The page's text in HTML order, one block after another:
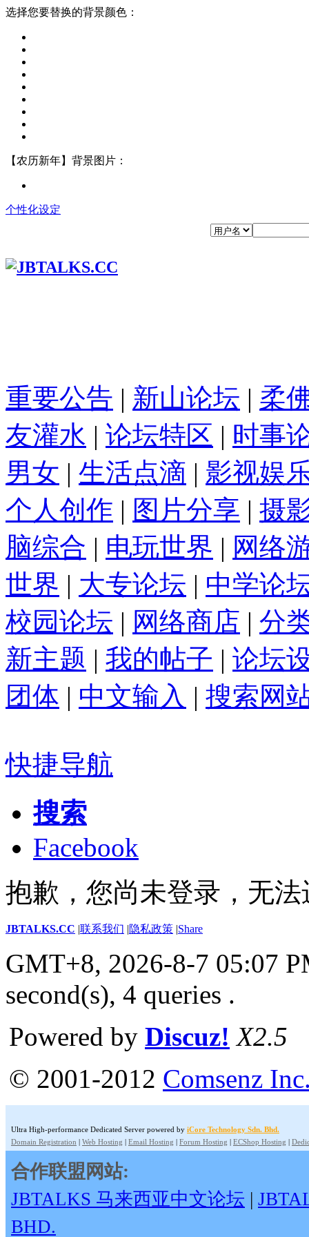
选择您要替换的背景颜色：
【农历新年】背景图片：
个性化设定
重要公告 | 新山论坛 | 柔
友灌水 | 论坛特区 | 时事
男女 | 生活点滴 | 影视娱
个人创作 | 图片分享 | 摄
脑综合 | 电玩世界 | 网络
世界 | 大专论坛 | 中学论
校园论坛 | 网络商店 | 分
新主题 | 我的帖子 | 论坛
团体 | 中文输入 | 搜索网
快捷导航
搜索
Facebook
抱歉，您尚未登录，无
JBTALKS.CC |联系我们 |隐私政策 |Share
GMT+8, 2026-8-7 05:07
second(s), 4 queries .
Powered by Discuz! X2.5
© 2001-2012 Comsenz
Ultra High-performance Dedicated Server powered by iCore Technology Sdn. Bhd.
Domain Registration | Web Hosting | Email Hosting | Forum Hosting | ECShop Hosting |
合作联盟网站:
JBTALKS 马来西亚中文论坛 |
BHD.